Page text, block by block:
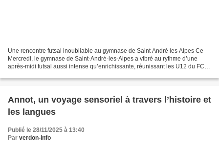
Une rencontre futsal inoubliable au gymnase de Saint André les Alpes Ce
Mercredi, le gymnase de Saint-André-les-Alpes a vibré au rythme d’une
après-midi futsal aussi intense qu’enrichissante, réunissant les U12 du FC
Annot, un voyage sensoriel à travers l’histoire et
les langues
Publié le 28/11/2025 à 13:40
Par verdon-info